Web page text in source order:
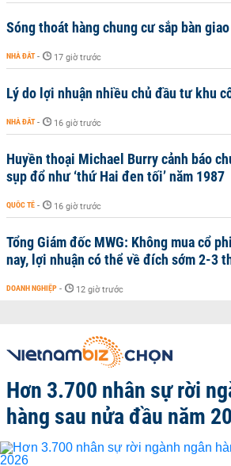
Sóng thoát hàng chung cư sắp bàn giao
NHÀ ĐẤT - 17 giờ trước
Lý do lợi nhuận nhiều chủ đầu tư khu
NHÀ ĐẤT - 16 giờ trước
Huyền thoại Michael Burry cảnh báo
sụp đổ như ‘thứ Hai đen tối’ năm 1987
QUỐC TẾ - 16 giờ trước
Tổng Giám đốc MWG: Không mua cổ
nay, lợi nhuận có thể về đích sớm 2-3
DOANH NGHIỆP - 12 giờ trước
Hơn 3.700 nhân sự rời
hàng sau nửa đầu năm